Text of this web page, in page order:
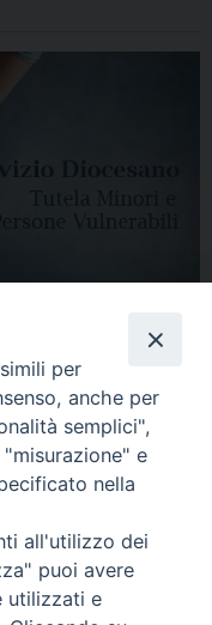
NEWS
ANTENATI
All Rights Reserved.
per
anche per
semplici",
e
nella
all'utilizzo dei
puoi avere
utilizzati e